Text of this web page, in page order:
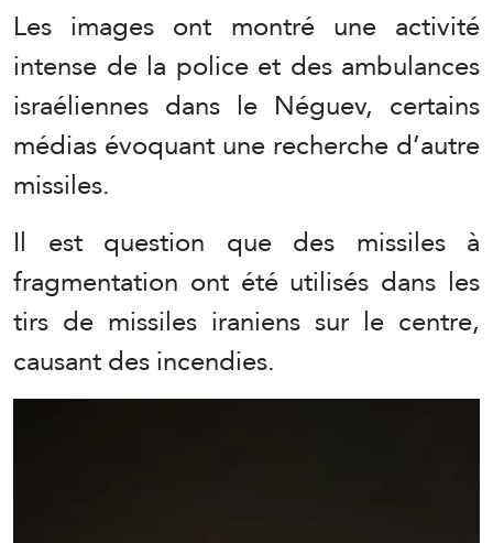
Les images ont montré une activité
intense de la police et des ambulances
israéliennes dans le Néguev, certains
médias évoquant une recherche d’autre
missiles.
Il est question que des missiles à
fragmentation ont été utilisés dans les
tirs de missiles iraniens sur le centre,
causant des incendies.